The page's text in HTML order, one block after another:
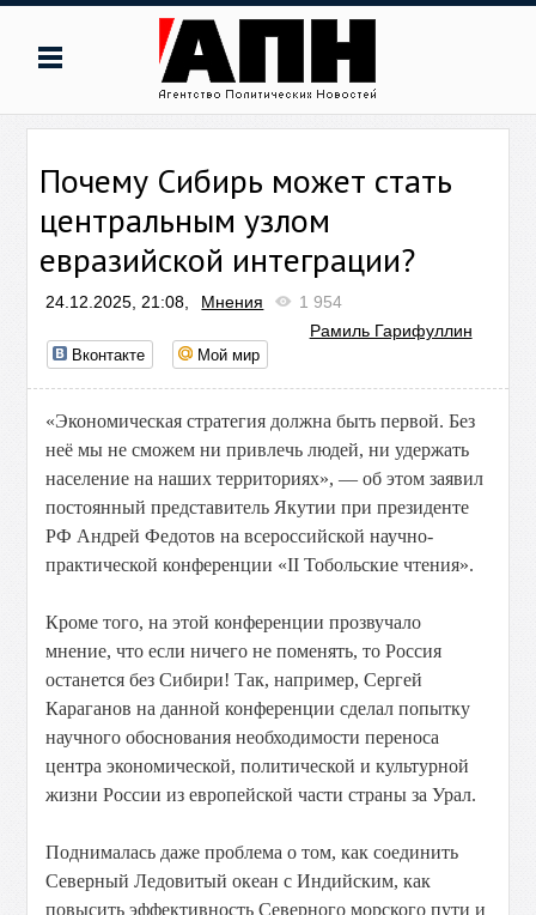
Почему Сибирь может стать
центральным узлом
евразийской интеграции?
24.12.2025, 21:08, Мнения
1 954
Рамиль Гарифуллин
Вконтакте Мой мир
«Экономическая стратегия должна быть первой. Без
неё мы не сможем ни привлечь людей, ни удержать
население на наших территориях», — об этом заявил
постоянный представитель Якутии при президенте
РФ Андрей Федотов на всероссийской научно-
практической конференции «II Тобольские чтения».
Кроме того, на этой конференции прозвучало
мнение, что если ничего не поменять, то Россия
останется без Сибири! Так, например, Сергей
Караганов на данной конференции сделал попытку
научного обоснования необходимости переноса
центра экономической, политической и культурной
жизни России из европейской части страны за Урал.
Поднималась даже проблема о том, как соединить
Северный Ледовитый океан с Индийским, как
повысить эффективность Северного морского пути и